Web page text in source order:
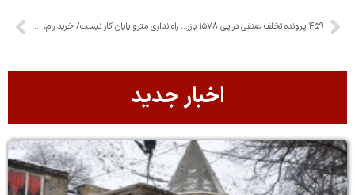
۴۵۹ پرونده تخلف صنفی در پی ۱۵۷۸ بازرسی اردیبهشت‌ماه تشکیل شد راه‌اندازی مترو پایان کار نیست/ خرید رام، دپو و سیگنالینگ باید تعیین‌تکلیف شود
اخبار جدید